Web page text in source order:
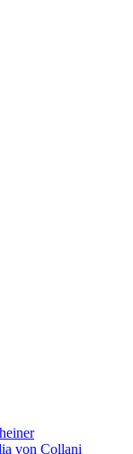
von Collani